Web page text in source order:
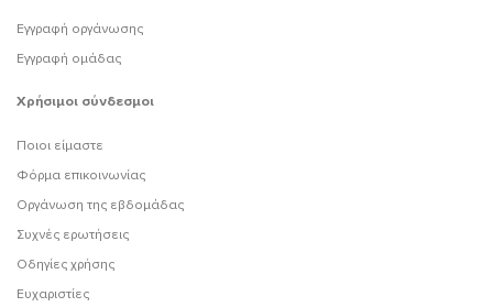
Εγγραφή οργάνωσης
Εγγραφή ομάδας
Χρήσιμοι σύνδεσμοι
Ποιοι είμαστε
Φόρμα επικοινωνίας
Οργάνωση της εβδομάδας
Συχνές ερωτήσεις
Οδηγίες χρήσης
Ευχαριστίες